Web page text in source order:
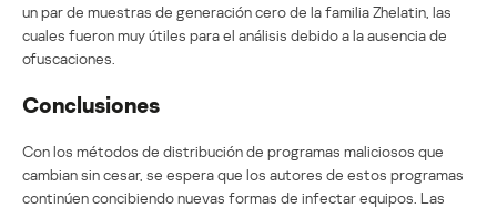
un par de muestras de generación cero de la familia Zhelatin, las
cuales fueron muy útiles para el análisis debido a la ausencia de
ofuscaciones.
Conclusiones
Con los métodos de distribución de programas maliciosos que
cambian sin cesar, se espera que los autores de estos programas
continúen concibiendo nuevas formas de infectar equipos. Las